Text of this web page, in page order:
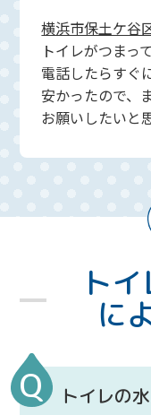
横浜市保土ケ谷
トイレがつまっ
電話したらすぐ
安かったので、
お願いしたいと
ト
に
トイレの